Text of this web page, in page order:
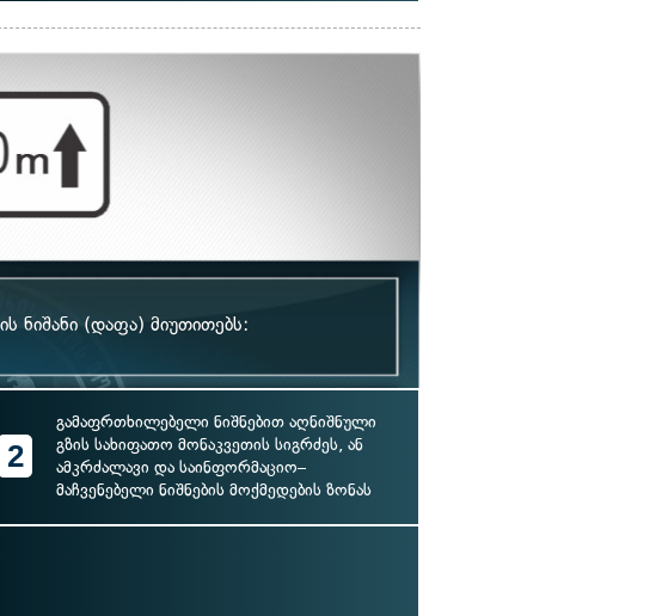
ნიშანი (დაფა) მიუთითებს:
2
გამაფრთხილებელი ნიშნებით აღნიშნული
გზის სახიფათო მონაკვეთის სიგრძეს, ან
ამკრძალავი და საინფორმაციო–
მაჩვენებელი ნიშნების მოქმედების ზონას